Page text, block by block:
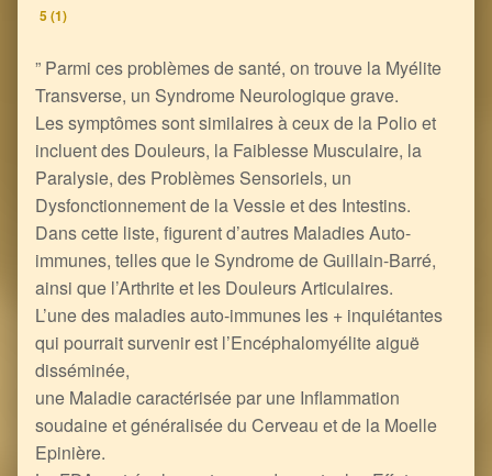
5 (1)
” Parmi ces problèmes de santé, on trouve la Myélite
Transverse, un Syndrome Neurologique grave.
Les symptômes sont similaires à ceux de la Polio et
incluent des Douleurs, la Faiblesse Musculaire, la
Paralysie, des Problèmes Sensoriels, un
Dysfonctionnement de la Vessie et des Intestins.
Dans cette liste, figurent d’autres Maladies Auto-
immunes, telles que le Syndrome de Guillain-Barré,
ainsi que l’Arthrite et les Douleurs Articulaires.
L’une des maladies auto-immunes les + inquiétantes
qui pourrait survenir est l’Encéphalomyélite aiguë
disséminée,
une Maladie caractérisée par une Inflammation
soudaine et généralisée du Cerveau et de la Moelle
Epinière.